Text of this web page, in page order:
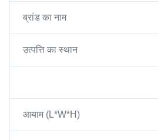
ब्रांड का नाम
उत्पत्ति का स्थान
आयाम (L*W*H)